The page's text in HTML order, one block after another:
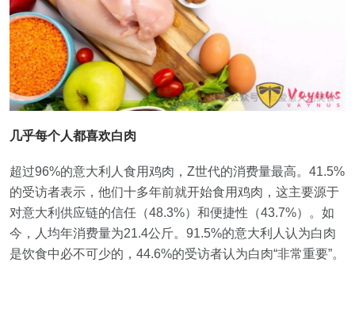
几乎每个人都喜欢白肉
超过96%的意大利人食用鸡肉，Z世代的消费量最高。41.5%
的受访者表示，他们十多年前就开始食用鸡肉，这主要源于
对意大利供应链的信任（48.3%）和便捷性（43.7%）。如
今，人均年消费量为21.4公斤。91.5%的意大利人认为白肉
是饮食中必不可少的，44.6%的受访者认为白肉“非常重要”。